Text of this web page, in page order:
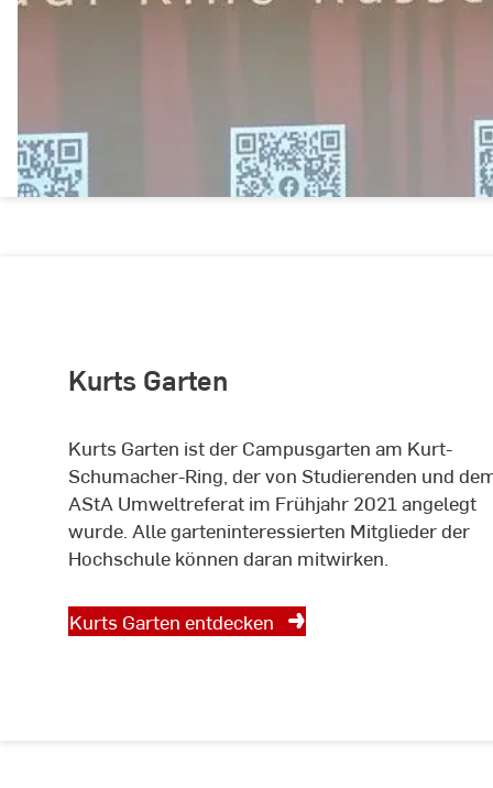
Kurts Garten
Kurts Garten ist der Campusgarten am Kurt-
Schumacher-Ring, der von Studierenden und
AStA Umweltreferat im Frühjahr 2021 angelegt
wurde. Alle garteninteressierten Mitglieder der
Hochschule können daran mitwirken.
Kurts Garten entdecken